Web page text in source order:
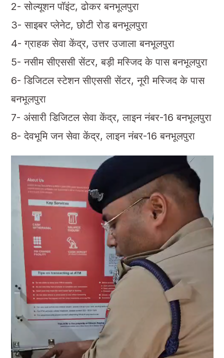
2- सोल्यूशन पॉइंट, ढोकर बनभूलपुरा
3- साइबर प्लेनेट, छोटी रोड बनभूलपुरा
4- ग्राहक सेवा केंद्र, उत्तर उजाला बनभूलपुरा
5- नसीम सीएससी सेंटर, बड़ी मस्जिद के पास बनभूलपुरा
6- डिजिटल स्टेशन सीएससी सेंटर, नूरी मस्जिद के पास
बनभूलपुरा
7- अंसारी डिजिटल सेवा केंद्र, लाइन नंबर-16 बनभूलपुरा
8- देवभूमि जन सेवा केंद्र, लाइन नंबर-16 बनभूलपुरा